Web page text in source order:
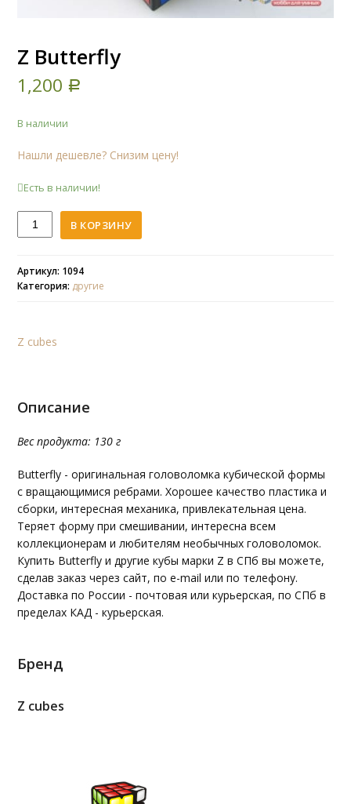
Z Butterfly
1,200 Р
В наличии
Нашли дешевле? Снизим цену!
Есть в наличии!
Количество
Z
В КОРЗИНУ
Артикул: 1094
Категория: другие
Z cubes
Описание
Вес продукта: 130 г
Butterfly - оригинальная головоломка кубической формы
с вращающимися ребрами. Хорошее качество пластика и
сборки, интересная механика, привлекательная цена.
Теряет форму при смешивании, интересна всем
коллекционерам и любителям необычных головоломок.
Купить Butterfly и другие кубы марки Z в СПб вы можете,
сделав заказ через сайт, по e-mail или по телефону.
Доставка по России - почтовая или курьерская, по СПб в
пределах КАД - курьерская.
Бренд
Z cubes